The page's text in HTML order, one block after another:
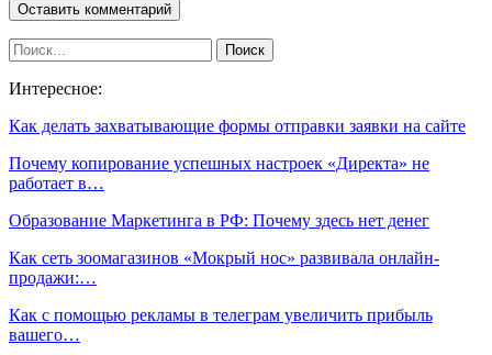
Интересное:
Как делать захватывающие формы отправки заявки на сайте
Почему копирование успешных настроек «Директа» не
работает в…
Образование Маркетинга в РФ: Почему здесь нет денег
Как сеть зоомагазинов «Мокрый нос» развивала онлайн-
продажи:…
Как с помощью рекламы в телеграм увеличить прибыль
вашего…